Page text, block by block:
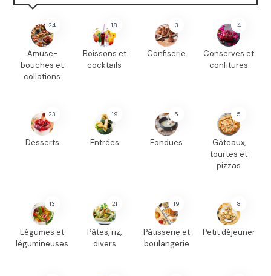
24
Amuse-
bouches et
collations
18
Boissons et
cocktails
3
Confiserie
4
Conserves et
confitures
23
Desserts
19
Entrées
5
Fondues
5
Gâteaux,
tourtes et
pizzas
13
Légumes et
légumineuses
21
Pâtes, riz,
divers
19
Pâtisserie et
boulangerie
8
Petit déjeuner